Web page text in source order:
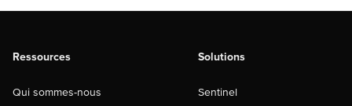
Ressources
Qui sommes-nous
Solutions
Sentinel